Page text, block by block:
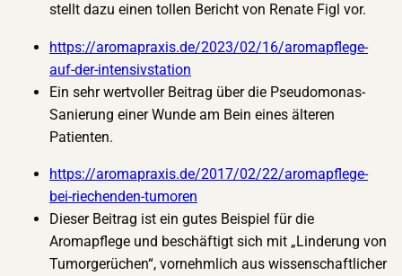
stellt dazu einen tollen Bericht von Renate Figl vor.
https://aromapraxis.de/2023/02/16/aromapflege-
auf-der-intensivstation
Ein sehr wertvoller Beitrag über die Pseudomonas-
Sanierung einer Wunde am Bein eines älteren
Patienten.
https://aromapraxis.de/2017/02/22/aromapflege-
bei-riechenden-tumoren
Dieser Beitrag ist ein gutes Beispiel für die
Aromapflege und beschäftigt sich mit „Linderung von
Tumorgerüchen“, vornehmlich aus wissenschaftlicher